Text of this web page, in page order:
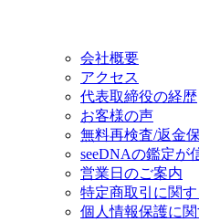
会社概要
アクセス
代表取締役の経歴
お客様の声
無料再検査/返金
seeDNAの鑑定が
営業日のご案内
特定商取引に関
個人情報保護に